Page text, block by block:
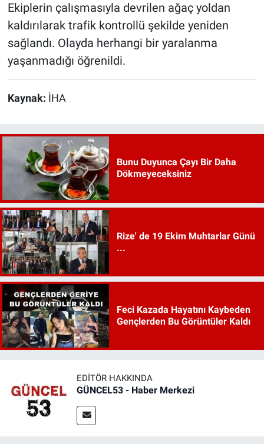
Ekiplerin çalışmasıyla devrilen ağaç yoldan
kaldırılarak trafik kontrollü şekilde yeniden
sağlandı. Olayda herhangi bir yaralanma
yaşanmadığı öğrenildi.
Kaynak: İHA
Bunu Duyunca Çayı Bir Daha
Dökmeyeceksiniz
Rize' de 19 Ekim Muhtarlar Günü
...
Feci Kazada Hayatını Kaybeden
Gençlerden Bu Görüntüler Kaldı
EDITÖR HAKKINDA
GÜNCEL53 - Haber Merkezi